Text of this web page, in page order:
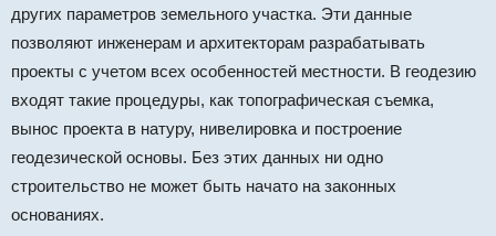
других параметров земельного участка. Эти данные
позволяют инженерам и архитекторам разрабатывать
проекты с учетом всех особенностей местности. В геодезию
входят такие процедуры, как топографическая съемка,
вынос проекта в натуру, нивелировка и построение
геодезической основы. Без этих данных ни одно
строительство не может быть начато на законных
основаниях.